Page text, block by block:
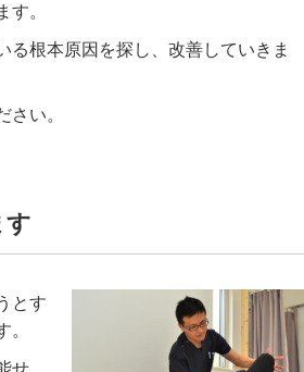
。
る根本原因を探し、改善していきま
い。
す
とす
せ